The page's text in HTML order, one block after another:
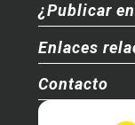
¿Publicar
Enlaces
Contacto